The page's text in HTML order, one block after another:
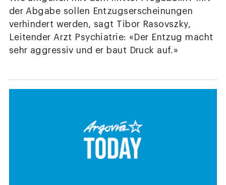
der Abgabe sollen Entzugserscheinungen
verhindert werden, sagt Tibor Rasovszky,
Leitender Arzt Psychiatrie: «Der Entzug macht
sehr aggressiv und er baut Druck auf.»